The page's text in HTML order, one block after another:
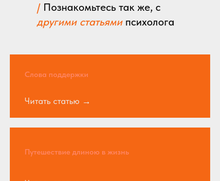
/ Познакомьтесь так же, с
другими статьямипсихолога
Слова поддержки
Читать статью
Путешествие длиною в жизнь